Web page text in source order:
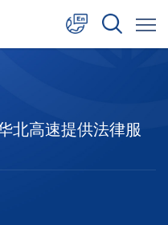
北高速提供法律服